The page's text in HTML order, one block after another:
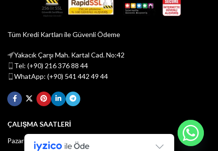
Tüm Kredi Kartları ile Güvenli Ödeme
Yakacık Çarşı Mah. Kartal Cad. No:42
Tel: (+90) 216 376 88 44
WhatApp: (+90) 541 442 49 44
ÇALIŞMA SAATLERİ
Pazartesi - Cuma : 08:30 - 18:30